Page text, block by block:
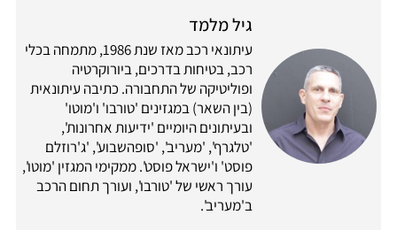
גיל מלמד
עיתונאי רכב מאז שנת 1986, מתמחה בכלי
רכב, בטיחות בדרכים, ביורוקרטיה
ופוליטיקה של התחבורה. כתיבה עיתונאית
(בין השאר) במגזינים 'טורבו' ו'מוטו'
ובעיתונים היומיים 'ידיעות אחרונות',
'טלגרף', 'מעריב', 'סופהשבוע', 'ג'רוזלם
פוסט' ו'ישראל פוסט'. ממקימי המגזין 'מוטו',
עורך ראשי של 'טורבו', ועורך תחום הרכב
ב'מעריב'.